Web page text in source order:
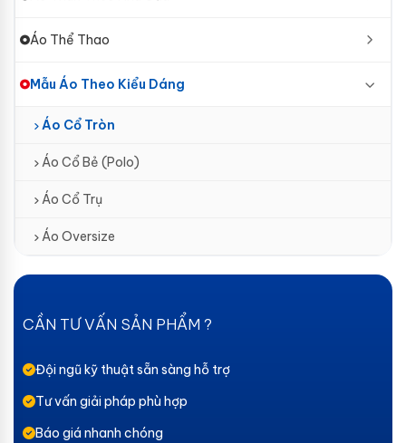
Áo Thể Thao
Mẫu Áo Theo Kiểu Dáng
Áo Cổ Tròn
Áo Cổ Bẻ (Polo)
Áo Cổ Trụ
Áo Oversize
CẦN TƯ VẤN SẢN PHẨM ?
Đội ngũ kỹ thuật sẵn sàng hỗ trợ
Tư vấn giải pháp phù hợp
Báo giá nhanh chóng